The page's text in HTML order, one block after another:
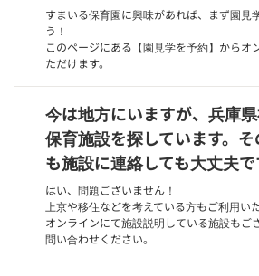
すまいる保育園に興味があれば、まず園見
う！
このページにある【園見学を予約】からオ
ただけます。
今は地方にいますが、兵庫
保育施設を探しています。
も施設に連絡しても大丈夫で
はい、問題ございません！
上京や移住などを考えている方もご利用い
オンラインにて施設説明している施設もご
問い合わせください。